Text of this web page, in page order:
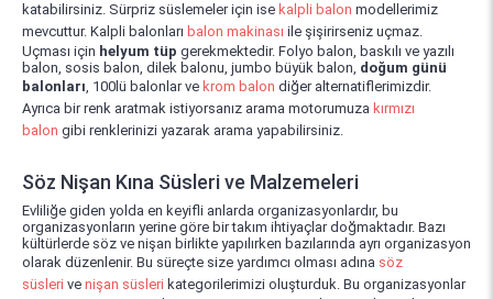
katabilirsiniz. Sürpriz süslemeler için ise kalpli balon modellerimiz
mevcuttur. Kalpli balonları balon makinası ile şişirirseniz uçmaz.
Uçması için helyum tüp gerekmektedir. Folyo balon, baskılı ve yazılı
balon, sosis balon, dilek balonu, jumbo büyük balon, doğum günü
balonları, 100lü balonlar ve krom balon diğer alternatiflerimizdir.
Ayrıca bir renk aratmak istiyorsanız arama motorumuza kırmızı
balon gibi renklerinizi yazarak arama yapabilirsiniz.
Söz Nişan Kına Süsleri ve Malzemeleri
Evliliğe giden yolda en keyifli anlarda organizasyonlardır, bu
organizasyonların yerine göre bir takım ihtiyaçlar doğmaktadır. Bazı
kültürlerde söz ve nişan birlikte yapılırken bazılarında ayrı organizasyon
olarak düzenlenir. Bu süreçte size yardımcı olması adına söz
süsleri ve nişan süsleri kategorilerimizi oluşturduk. Bu organizasyonlar